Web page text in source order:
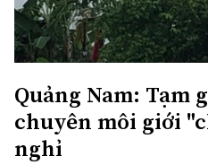
Quảng Nam: Tạm
chuyên môi giới
nghỉ